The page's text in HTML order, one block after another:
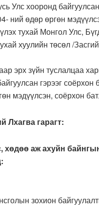
Улс хооронд
ний өдөр өргөн
тухай Монгол Улс,
хуулийн төсөл /
эрх зүйн туслалцаа
гэрээг соёрхон
мэдүүлсэн, соёрхон
Лхагва гарагт:
хөдөө аж ахуйн
зохион